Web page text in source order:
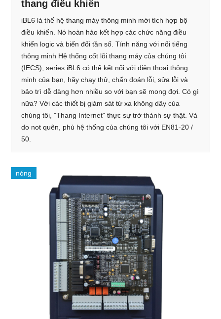
thang điều khiển
iBL6 là thế hệ thang máy thông minh mới tích hợp bộ
điều khiển. Nó hoàn hảo kết hợp các chức năng điều
khiển logic và biến đổi tần số. Tính năng với nổi tiếng
thông minh Hệ thống cốt lõi thang máy của chúng tôi
(IECS), series iBL6 có thể kết nối với điện thoại thông
minh của bạn, hãy chạy thử, chẩn đoán lỗi, sửa lỗi và
bảo trì dễ dàng hơn nhiều so với bạn sẽ mong đợi. Có gì
nữa? Với các thiết bị giám sát từ xa không dây của
chúng tôi, "Thang Internet" thực sự trở thành sự thật. Và
do not quên, phù hệ thống của chúng tôi với EN81-20 /
50.
nóng